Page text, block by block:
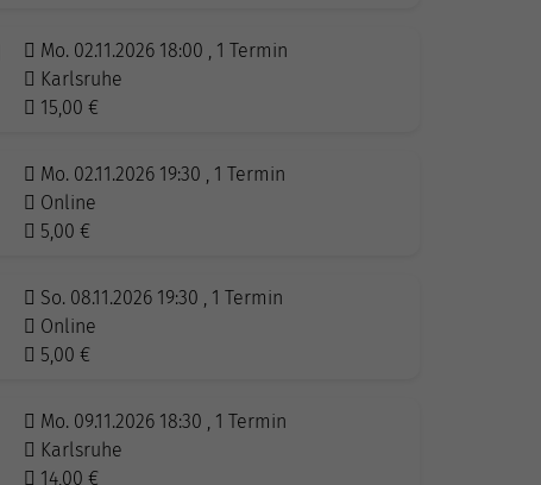
Mo. 02.11.2026 18:00 , 1 Termin
Karlsruhe
15,00 €
Mo. 02.11.2026 19:30 , 1 Termin
Online
5,00 €
So. 08.11.2026 19:30 , 1 Termin
Online
5,00 €
Mo. 09.11.2026 18:30 , 1 Termin
Karlsruhe
14,00 €